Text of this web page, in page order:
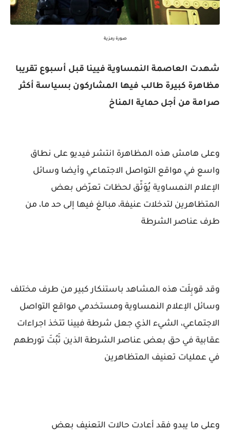
صورة رمزية
شهدت العاصمة النمساوية فيينا قبل أسبوع تقريبا
مظاهرة كبيرة طالب فيها المشاركون بسياسة أكثر
صرامة من أجل حماية المناخ
وعلى هامش هذه المظاهرة انتشر فيديو على نطاق
واسع في مواقع التواصل الاجتماعي وأيضا وسائل
الإعلام النمساوية يُوَثّق لحظات تعرّض بعض
المتظاهرين لتدخلات عنيفة، مبالغ فيها إلى حد ما، من
طرف عناصر الشرطة
وقد قوبِلَت هذه المشاهد باستنكار كبير من طرف مختلف
وسائل الإعلام النمساوية ومستخدمي مواقع التواصل
الاجتماعي، الشيء الذي جعل شرطة فيينا تتخذ اجراءات
عقابية في حق بعض عناصر الشرطة الذين ثَبُتَ تورطهم
في عمليات تعنيف المتظاهرين
وعلى ما يبدو فقد أعادت حالات التعنيف بعض